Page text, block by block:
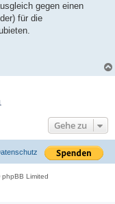
gegen einen
für die
Gehe zu
Limited